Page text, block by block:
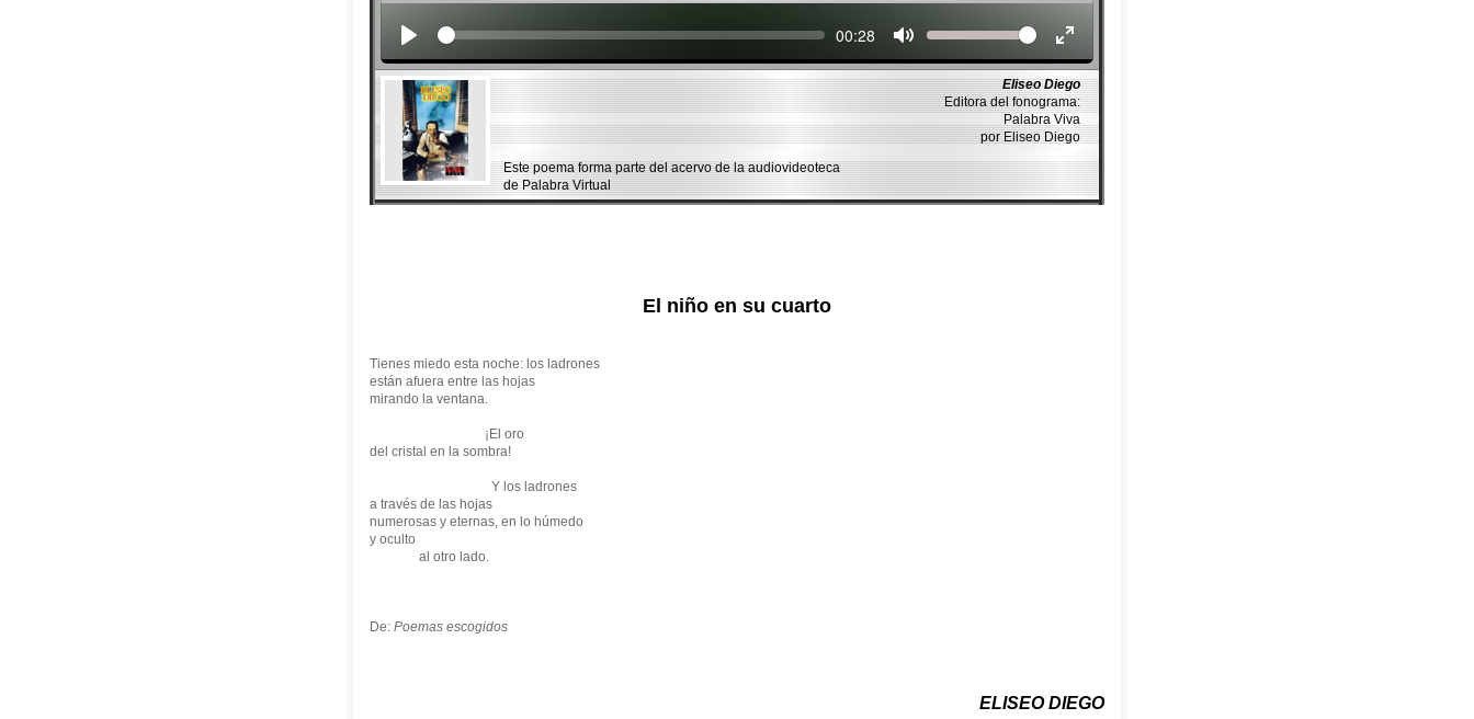
Seek Current
00:28 Volume
Eliseo Diego
Editora del fonograma:
Palabra Viva
por Eliseo Diego
Este poema forma parte del acervo de la audiovideoteca
de Palabra Virtual
El niño en su cuarto
Tienes miedo esta noche: los ladrones
están afuera entre las hojas
mirando la ventana.
¡El oro
del cristal en la sombra!
Y los ladrones
a través de las hojas
numerosas y eternas, en lo húmedo
y oculto
al otro lado.
De: Poemas escogidos
ELISEO DIEGO